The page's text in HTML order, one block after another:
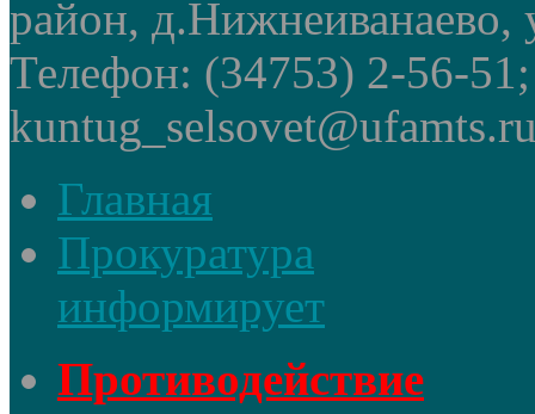
район, д.Нижнеиванаево,
Телефон: (34753) 2-56-
Главная
Прокуратура
информирует
Противодействие